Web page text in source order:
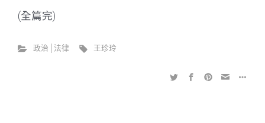
(全篇完)
政治│法律 王珍玲